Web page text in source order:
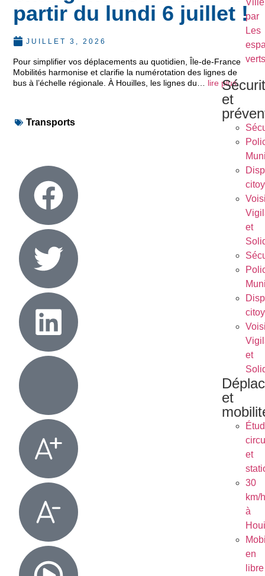
par
Les
verts
et
et
et
et
et
30
km/h
à
en
libre
partir du lundi 6 juillet !
JUILLET 3, 2026
Pour simplifier vos déplacements au quotidien, Île-de-France
Mobilités harmonise et clarifie la numérotation des lignes de
bus à l’échelle régionale. À Houilles, les lignes du… lire plus
Transports